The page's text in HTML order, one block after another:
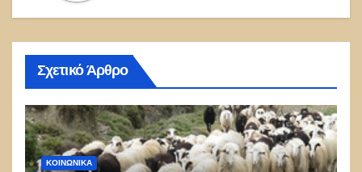
Σχετικό Άρθρο
ΚΟΙΝΩΝΙΚΑ